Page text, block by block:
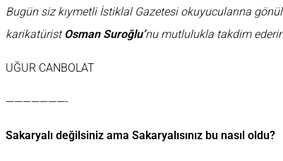
Bugün siz kıymetli İstiklal Gazetesi okuyucularına
karikatüristOsman Suroğlu’nu mutlulukla takdim
UĞUR CANBOLAT
———————-
Sakaryalı değilsiniz ama Sakaryalısınız bu nasıl oldu?